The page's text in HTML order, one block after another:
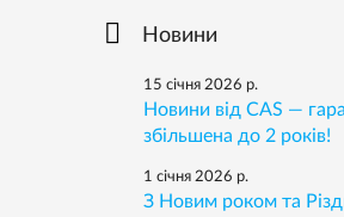
Новини
15 січня 2026 р.
Новини від CAS —
збільшена до 2 років!
1 січня 2026 р.
З Новим роком та